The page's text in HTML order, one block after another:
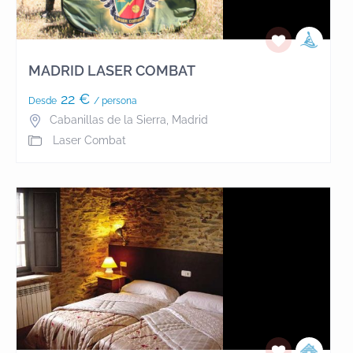
manera artesanal, tu propio queso.*
TIENTASJornadas camperas para empresas, grupos
de amigos, despedidas de soltero... Demuestra tu
mejores instalaciones para que pases un una
divertida jornada taurina con tus amigos. Disponemos
nuestras opciones: comidas, cenas, barra libre,
transporte o cualquier otra de nuestras actividades.*
VISITASTe invitamos a pasar unas horas con nosotros
conociendo nuestra explotación. Podrás conocer
como fabricamos de manera artesanal nuestros
quesos, como criamos y domamos nuestros caballos
y como cuidamos nuestro ganado bravo.* TIRO CON
ARCOCoordinación, puntería y concentración ¿te
MADRID LASER COMBAT
Desde22 € / persona
Cabanillas de la Sierra, Madrid
Laser Combat